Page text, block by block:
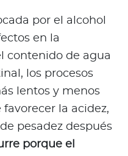
por el alcohol
en la
contenido de agua
los procesos
lentos y menos
la acidez,
pesadez después
porque el